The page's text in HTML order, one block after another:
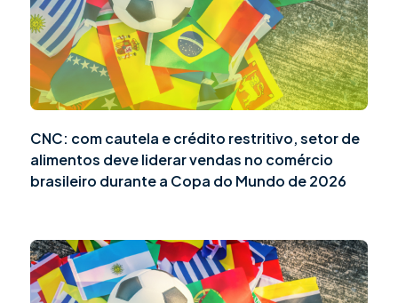
CNC: com cautela e crédito restritivo, setor de
alimentos deve liderar vendas no comércio
brasileiro durante a Copa do Mundo de 2026